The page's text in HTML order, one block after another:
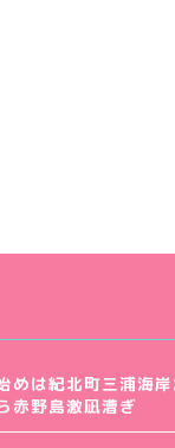
めは紀北町三浦海
赤野島激凪漕ぎ